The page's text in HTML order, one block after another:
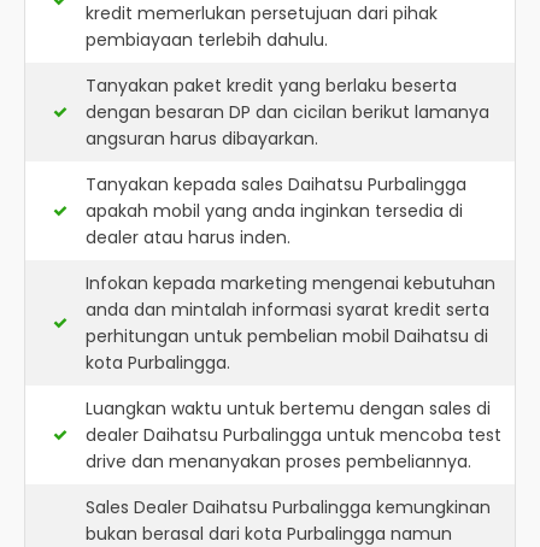
kredit memerlukan persetujuan dari pihak
pembiayaan terlebih dahulu.
Tanyakan paket kredit yang berlaku beserta
dengan besaran DP dan cicilan berikut lamanya
angsuran harus dibayarkan.
Tanyakan kepada sales Daihatsu Purbalingga
apakah mobil yang anda inginkan tersedia di
dealer atau harus inden.
Infokan kepada marketing mengenai kebutuhan
anda dan mintalah informasi syarat kredit serta
perhitungan untuk pembelian mobil Daihatsu di
kota Purbalingga.
Luangkan waktu untuk bertemu dengan sales di
dealer Daihatsu Purbalingga untuk mencoba test
drive dan menanyakan proses pembeliannya.
Sales Dealer Daihatsu Purbalingga kemungkinan
bukan berasal dari kota Purbalingga namun